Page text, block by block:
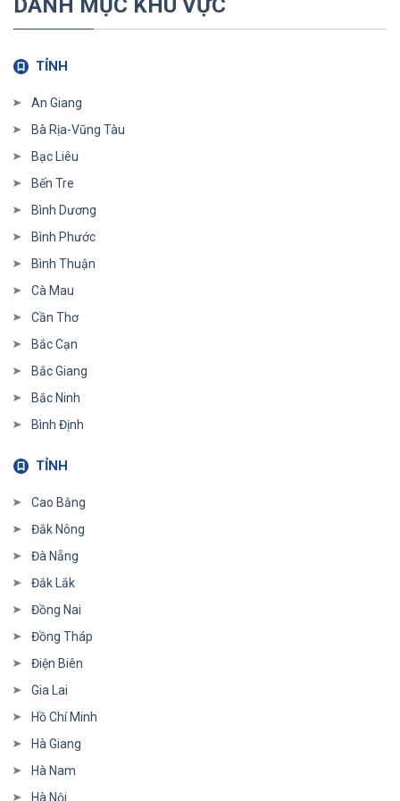
TỈNH
An Giang
Bà Rịa-Vũng Tàu
Bạc Liêu
Bến Tre
Bình Dương
Bình Phước
Bình Thuận
Cà Mau
Cần Thơ
Bắc Cạn
Bắc Giang
Bắc Ninh
Bình Định
TỈNH
Cao Bằng
Đắk Nông
Đà Nẵng
Đắk Lắk
Đồng Nai
Đồng Tháp
Điện Biên
Gia Lai
Hồ Chí Minh
Hà Giang
Hà Nam
Hà Nội